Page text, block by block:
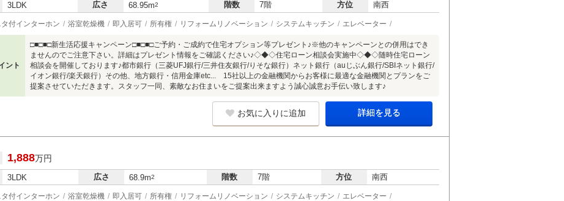
3LDK 広さ 68.95m2 階数 7階 方位 南西
タ付インターホン 浴室乾燥機 即入居可 所有権 リフォームリノベーション システムキッチン エレベーター
ント
□■□■□新生活応援キャンペーン□■□■□ご予約・ご成約で住宅オプション等プレゼント♪※他のキャンペーンとの併用はでき
ませんのでご注意下さい。詳細はプレゼント情報をご確認ください♪◇◆◇住宅ローン相談会実施中◇◆◇随時住宅ローン
相談会を開催しております♪都市銀行（三菱UFJ銀行/三井住友銀行/りそな銀行）ネット銀行（auじぶん銀行/SBIネット銀行/
イオン銀行/楽天銀行）その他、地方銀行・信用金庫etc... 15社以上の金融機関からお客様に最適な金融機関とプランをご
提案させていただきます。スタッフ一同、素敵なお住まいをご提案出来ますよう誠心誠意お手伝い致します♪
お気に入りに追加 詳細を見る
1,888万円
3LDK 広さ 68.9m2 階数 7階 方位 南西
タ付インターホン 浴室乾燥機 即入居可 所有権 リフォームリノベーション システムキッチン エレベーター